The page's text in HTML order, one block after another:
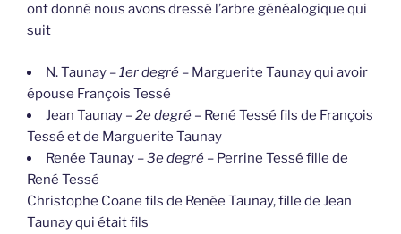
ont donné nous avons dressé l’arbre généalogique qui
suit
N. Taunay –1er degré – Marguerite Taunay qui avoir
épouse François Tessé
Jean Taunay –2e degré – René Tessé fils de François
Tessé et de Marguerite Taunay
Renée Taunay –3e degré – Perrine Tessé fille de
René Tessé
Christophe Coane fils de Renée Taunay, fille de Jean
Taunay qui était fils